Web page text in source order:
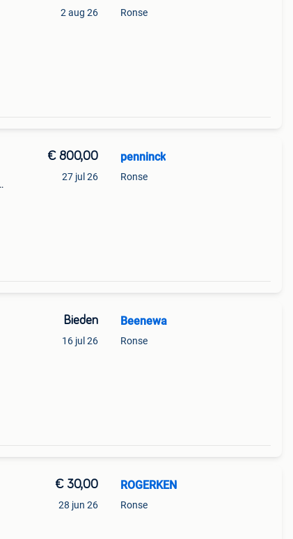
2 aug 26 Ronse
€ 800,00
27 jul 26
penninck
Ronse
Bieden
16 jul 26
Beenewa
Ronse
€ 30,00
28 jun 26
ROGERKEN
Ronse